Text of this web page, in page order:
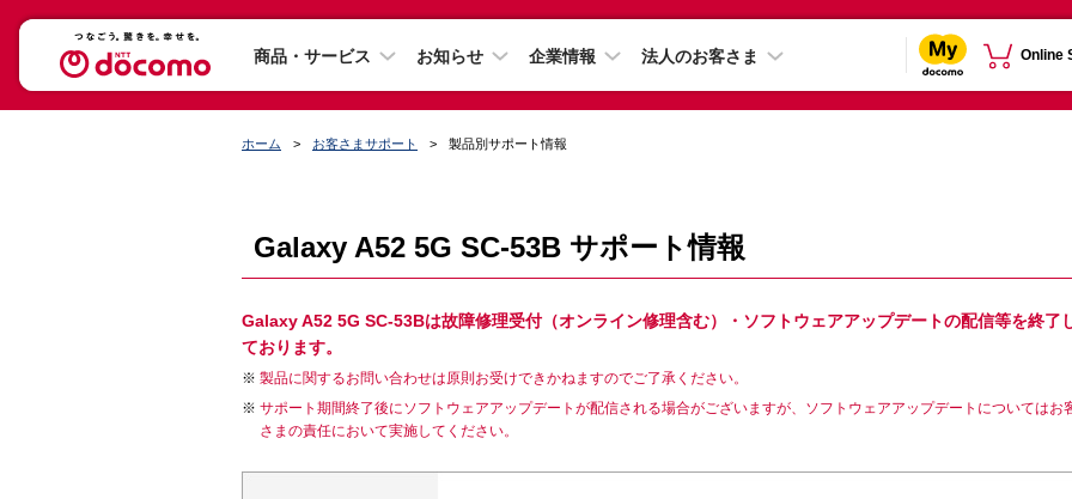
商品・サービス お知らせ 企業情報 法人のお客さま Online
ホーム お客さまサポート 製品別サポート情報
Galaxy A52 5G SC-53B サポート情報
Galaxy A52 5G SC-53Bは故障修理受付（オンライン修理含む）・ソフトウェアアップデートの配信等を終了
ております。
製品に関するお問い合わせは原則お受けできかねますのでご了承ください。
サポート期間終了後にソフトウェアアップデートが配信される場合がございますが、ソフトウェアアップデートについてはお
さまの責任において実施してください。